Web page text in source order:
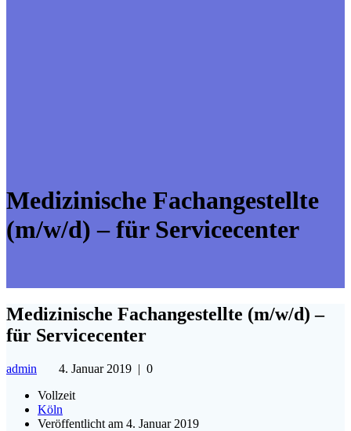
Medizinische Fachangestellte
(m/w/d) – für Servicecenter
Medizinische Fachangestellte (m/w/d) –
für Servicecenter
admin 4. Januar 2019 | 0
Vollzeit
Köln
Veröffentlicht am 4. Januar 2019